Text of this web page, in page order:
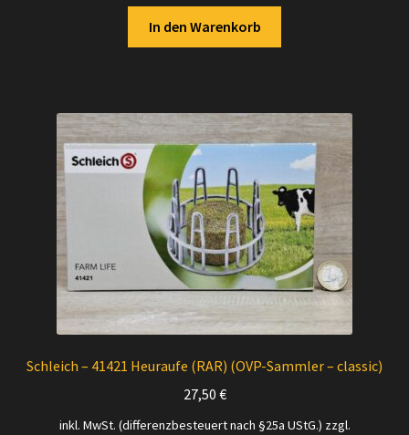
In den Warenkorb
Schleich – 41421 Heuraufe (RAR) (OVP-Sammler – classic)
27,50 €
inkl. MwSt. (differenzbesteuert nach §25a UStG.) zzgl.